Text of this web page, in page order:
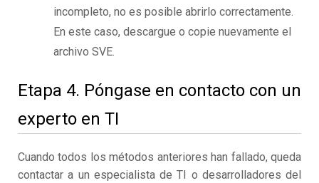
incompleto, no es posible abrirlo correctamente.
En este caso, descargue o copie nuevamente el
archivo SVE.
Etapa 4. Póngase en contacto con un
experto en TI
Cuando todos los métodos anteriores han fallado, queda
contactar a un especialista de TI o desarrolladores del